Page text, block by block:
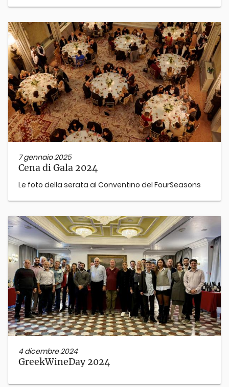
7 gennaio 2025
Cena di Gala 2024
Le foto della serata al Conventino del FourSeasons
4 dicembre 2024
GreekWineDay 2024